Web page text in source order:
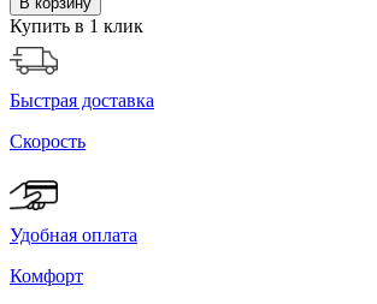
Купить в 1 клик
Быстрая доставка
Скорость
Удобная оплата
Комфорт